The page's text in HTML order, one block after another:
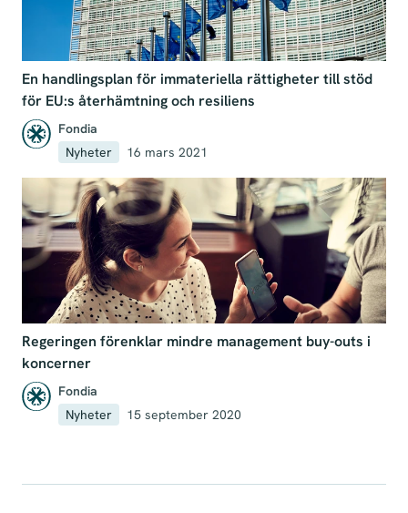
En handlingsplan för immateriella rättigheter till stöd
för EU:s återhämtning och resiliens
Fondia
Nyheter
16 mars 2021
Regeringen förenklar mindre management buy-outs i
koncerner
Fondia
Nyheter
15 september 2020